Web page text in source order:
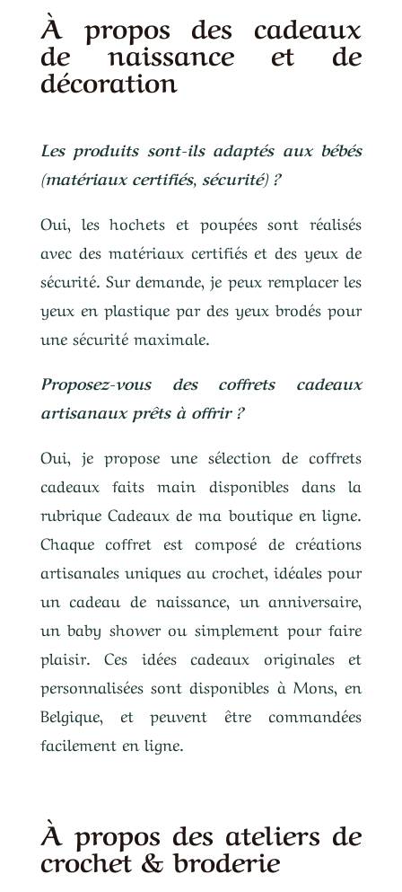
À propos des cadeaux
de naissance et de
décoration
Les produits sont-ils adaptés aux bébés
(matériaux certifiés, sécurité) ?
Oui, les hochets et poupées sont réalisés
avec des matériaux certifiés et des yeux de
sécurité. Sur demande, je peux remplacer les
yeux en plastique par des yeux brodés pour
une sécurité maximale.
Proposez-vous des coffrets cadeaux
artisanaux prêts à offrir ?
Oui, je propose une sélection de coffrets
cadeaux faits main disponibles dans la
rubrique Cadeaux de ma boutique en ligne.
Chaque coffret est composé de créations
artisanales uniques au crochet, idéales pour
un cadeau de naissance, un anniversaire,
un baby shower ou simplement pour faire
plaisir. Ces idées cadeaux originales et
personnalisées sont disponibles à Mons, en
Belgique, et peuvent être commandées
facilement en ligne.
À propos des ateliers de
crochet & broderie